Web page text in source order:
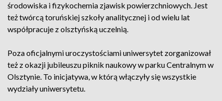
środowiska i fizykochemia zjawisk powierzchniowych. Jest
też twórcą toruńskiej szkoły analitycznej i od wielu lat
współpracuje z olsztyńską uczelnią.
Poza oficjalnymi uroczystościami uniwersytet zorganizował
też z okazji jubileuszu piknik naukowy w parku Centralnym w
Olsztynie. To inicjatywa, w którą włączyły się wszystkie
wydziały uniwersytetu.